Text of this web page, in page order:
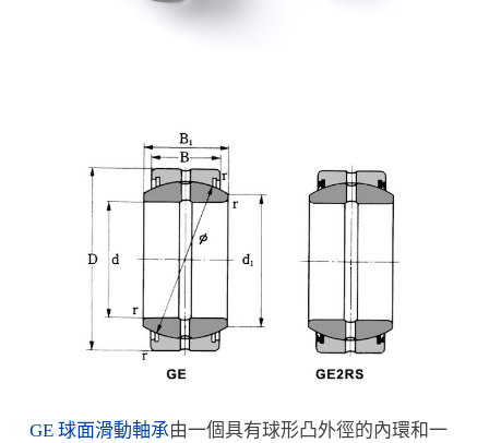
GE 球面滑動軸承由一個具有球形凸外徑的內環和一